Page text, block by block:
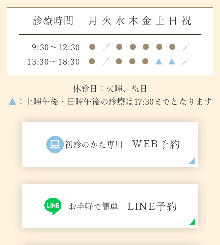
診療時間 月 火 水 木 金 土 日 祝
9:30～12:30 ● ／ ● ● ● ● ● ／
13:30～18:30 ● ／ ● ● ● ▲ ▲ ／
休診日：火曜、祝日
▲ ：土曜午後・日曜午後の診療は17:30までとなります
初診のかた専用 WEB予約
お手軽で簡単 LINE予約